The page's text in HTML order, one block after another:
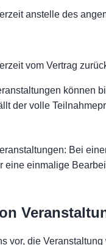
anstelle des
vom Vertrag
können
der volle
Bei
eine einmalige
vor, die